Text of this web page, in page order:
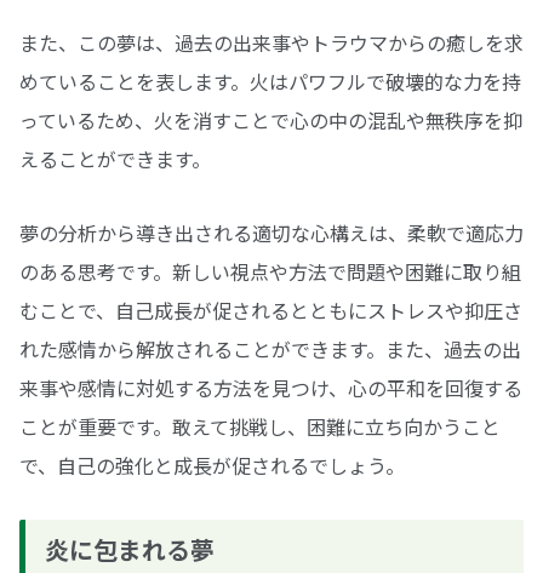
また、この夢は、過去の出来事やトラウマからの癒しを求
めていることを表します。火はパワフルで破壊的な力を持
っているため、火を消すことで心の中の混乱や無秩序を抑
えることができます。
夢の分析から導き出される適切な心構えは、柔軟で適応力
のある思考です。新しい視点や方法で問題や困難に取り組
むことで、自己成長が促されるとともにストレスや抑圧さ
れた感情から解放されることができます。また、過去の出
来事や感情に対処する方法を見つけ、心の平和を回復する
ことが重要です。敢えて挑戦し、困難に立ち向かうこと
で、自己の強化と成長が促されるでしょう。
炎に包まれる夢